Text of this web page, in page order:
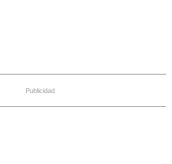
Publicidad